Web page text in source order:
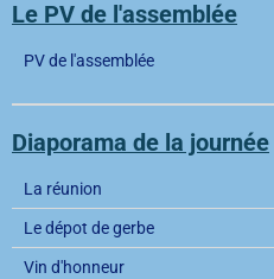
Le PV de l'assemblée
PV de l'assemblée
Diaporama de la journée
La réunion
Le dépot de gerbe
Vin d'honneur